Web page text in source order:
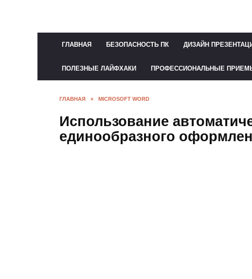
ГЛАВНАЯ БЕЗОПАСНОСТЬ ПК ДИЗАЙН
ПОЛЕЗНЫЕ ЛАЙФХАКИ ПРОФЕССИОНАЛЬНЫЕ
ГЛАВНАЯ » MICROSOFT WORD
Использование
единообразного